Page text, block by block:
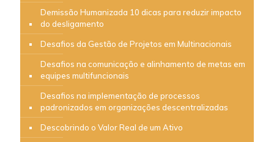
Demissão Humanizada 10 dicas para reduzir impacto
do desligamento
Desafios da Gestão de Projetos em Multinacionais
Desafios na comunicação e alinhamento de metas em
equipes multifuncionais
Desafios na implementação de processos
padronizados em organizações descentralizadas
Descobrindo o Valor Real de um Ativo